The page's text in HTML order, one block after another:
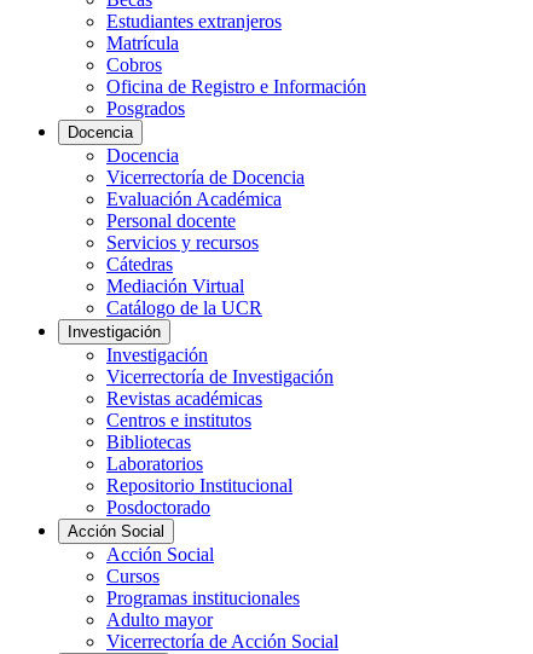
Estudiantes extranjeros
Matrícula
Cobros
Oficina de Registro e Información
Posgrados
Docencia
Docencia
Vicerrectoría de Docencia
Evaluación Académica
Personal docente
Servicios y recursos
Cátedras
Mediación Virtual
Catálogo de la UCR
Investigación
Investigación
Vicerrectoría de Investigación
Revistas académicas
Centros e institutos
Bibliotecas
Laboratorios
Repositorio Institucional
Posdoctorado
Acción Social
Acción Social
Cursos
Programas institucionales
Adulto mayor
Vicerrectoría de Acción Social